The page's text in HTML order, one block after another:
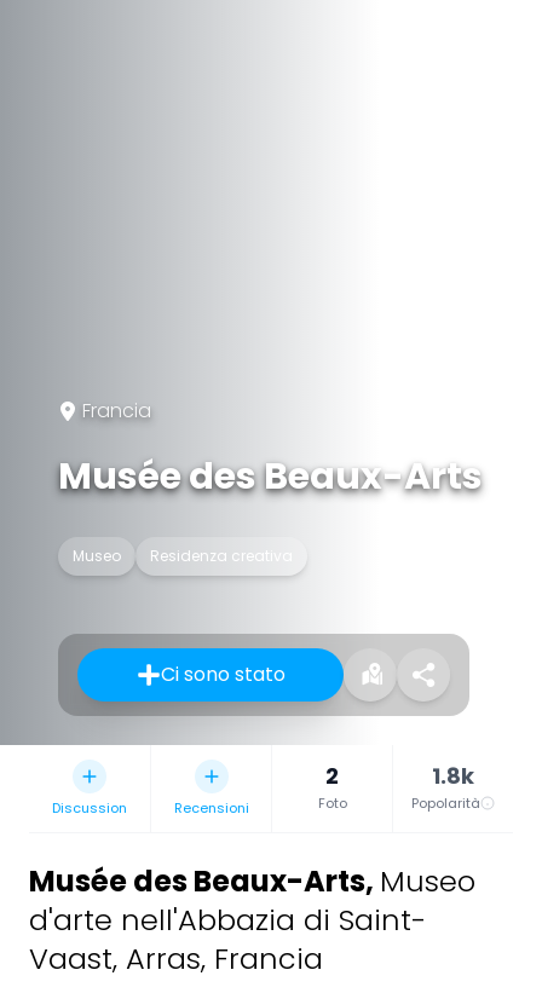
Francia
Musée des Beaux-Arts
Museo Residenza creativa
Ci sono stato
Discussion Recensioni
2
Foto
1.8k
Popolarità
Musée des Beaux-Arts, Museo
d'arte nell'Abbazia di Saint-
Vaast, Arras, Francia